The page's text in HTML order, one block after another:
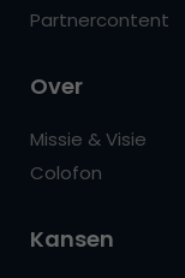
Partnercontent
Over
Missie & Visie
Colofon
Kansen